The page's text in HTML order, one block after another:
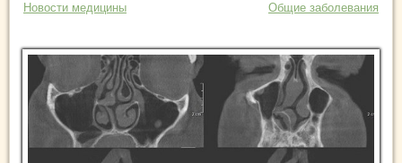
Новости медицины Общие заболевания